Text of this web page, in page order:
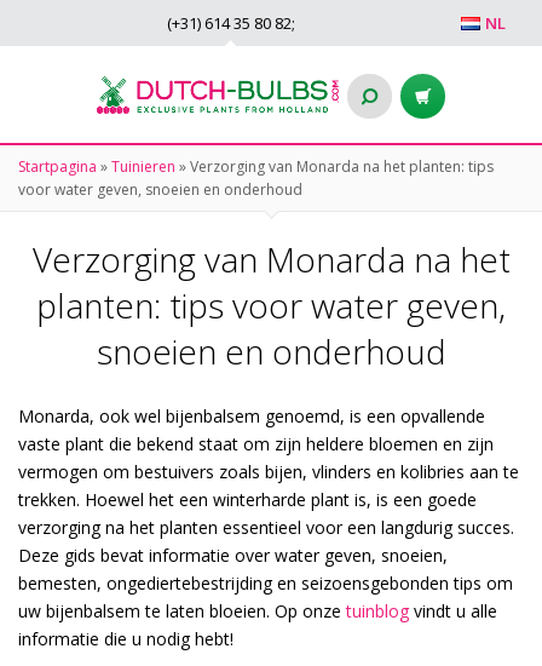
NL
(+31) 614 35 80 82;
Startpagina »Tuinieren »Verzorging van Monarda na het planten: tips
voor water geven, snoeien en onderhoud
Verzorging van Monarda na het
planten: tips voor water geven,
snoeien en onderhoud
Monarda, ook wel bijenbalsem genoemd, is een opvallende
vaste plant die bekend staat om zijn heldere bloemen en zijn
vermogen om bestuivers zoals bijen, vlinders en kolibries aan te
trekken. Hoewel het een winterharde plant is, is een goede
verzorging na het planten essentieel voor een langdurig succes.
Deze gids bevat informatie over water geven, snoeien,
bemesten, ongediertebestrijding en seizoensgebonden tips om
uw bijenbalsem te laten bloeien. Op onzetuinblog vindt u alle
informatie die u nodig hebt!